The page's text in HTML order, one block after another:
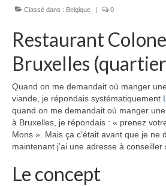
Classé dans : Belgique | 0
Restaurant
Bruxelles
Quand on me demandait où manger
viande, je répondais systématiquement
quand on me demandait où manger
à Bruxelles, je répondais : « prenez
Mons ». Mais ça c’était avant que je ne
maintenant j’ai une adresse à conseiller
Le concept